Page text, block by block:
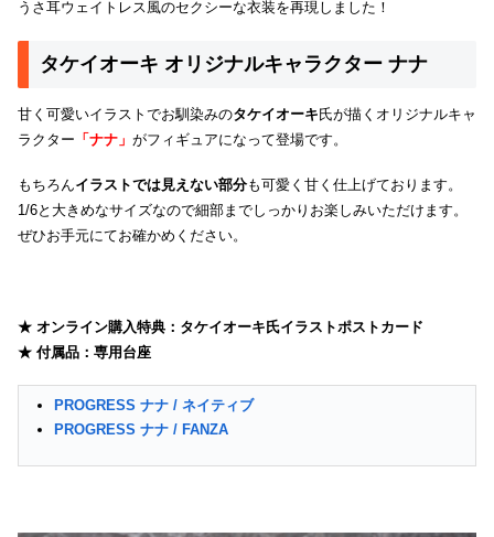
うさ耳ウェイトレス風のセクシーな衣装を再現しました！
タケイオーキ オリジナルキャラクター ナナ
甘く可愛いイラストでお馴染みのタケイオーキ氏が描くオリジナルキャ
ラクター 「ナナ」 がフィギュアになって登場です。
もちろんイラストでは見えない部分も可愛く甘く仕上げております。
1/6と大きめなサイズなので細部までしっかりお楽しみいただけます。
ぜひお手元にてお確かめください。
★ オンライン購入特典：タケイオーキ氏イラストポストカード
★ 付属品：専用台座
PROGRESS ナナ / ネイティブ
PROGRESS ナナ / FANZA